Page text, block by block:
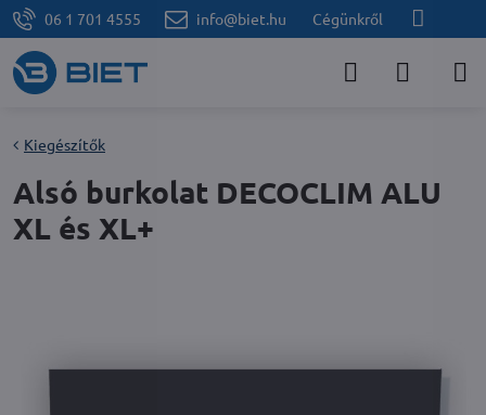
06 1 701 4555 info@biet.hu Cégünkről
Kiegészítők
Alsó burkolat DECOCLIM ALU
XL és XL+